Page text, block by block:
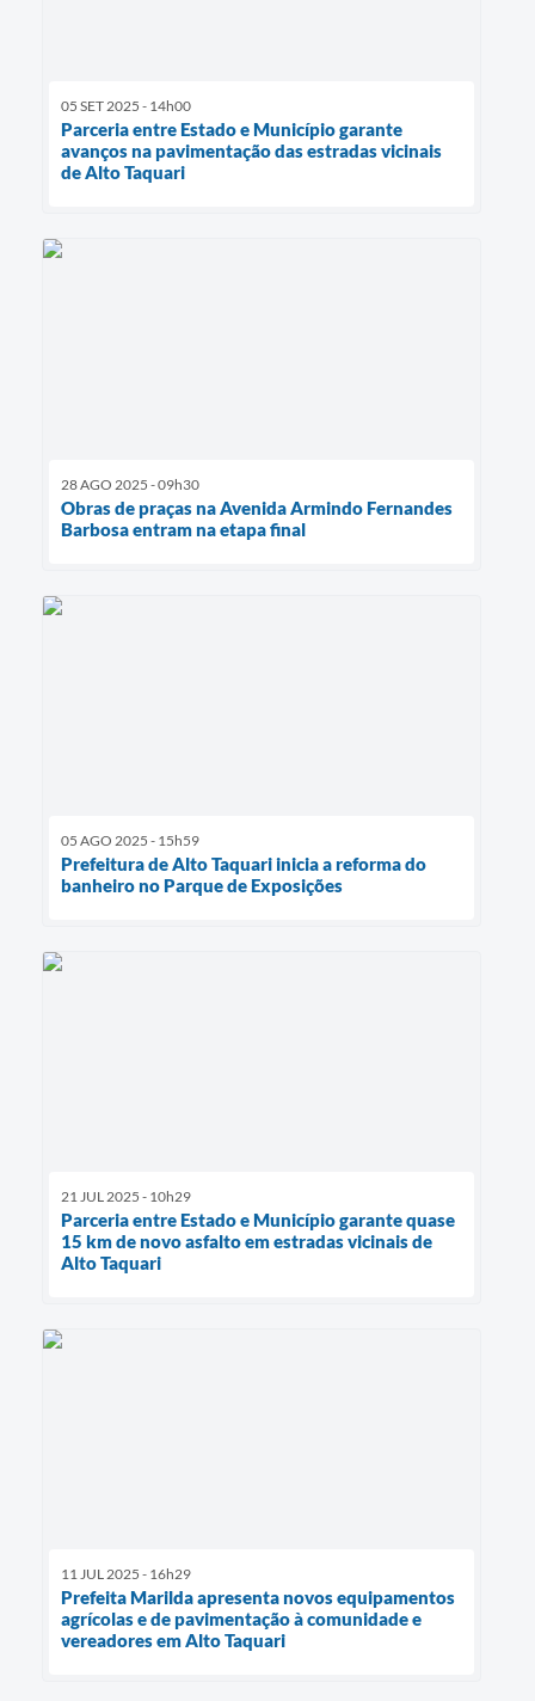
05 SET 2025 - 14h00
Parceria entre Estado e Município garante
avanços na pavimentação das estradas vicinais
de Alto Taquari
28 AGO 2025 - 09h30
Obras de praças na Avenida Armindo Fernandes
Barbosa entram na etapa final
05 AGO 2025 - 15h59
Prefeitura de Alto Taquari inicia a reforma do
banheiro no Parque de Exposições
21 JUL 2025 - 10h29
Parceria entre Estado e Município garante quase
15 km de novo asfalto em estradas vicinais de
Alto Taquari
11 JUL 2025 - 16h29
Prefeita Marilda apresenta novos equipamentos
agrícolas e de pavimentação à comunidade e
vereadores em Alto Taquari